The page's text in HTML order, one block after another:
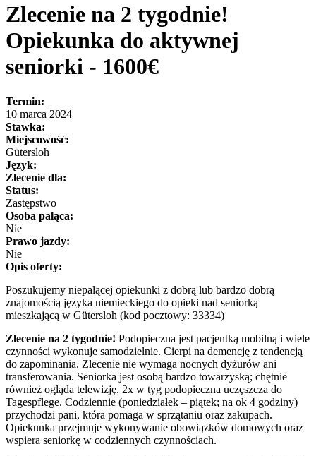
Zlecenie na 2 tygodnie!
Opiekunka do aktywnej
seniorki - 1600€
Termin:
10 marca 2024
Stawka:
Miejscowość:
Gütersloh
Język:
Zlecenie dla:
Status:
Zastępstwo
Osoba paląca:
Nie
Prawo jazdy:
Nie
Opis oferty:
Poszukujemy niepalącej opiekunki z dobrą lub bardzo dobrą
znajomością języka niemieckiego do opieki nad seniorką
mieszkającą w Gütersloh (kod pocztowy: 33334)
Zlecenie na 2 tygodnie! Podopieczna jest pacjentką mobilną i wiele
czynności wykonuje samodzielnie. Cierpi na demencję z tendencją
do zapominania. Zlecenie nie wymaga nocnych dyżurów ani
transferowania. Seniorka jest osobą bardzo towarzyską; chętnie
również ogląda telewizję. 2x w tyg podopieczna uczęszcza do
Tagespflege. Codziennie (poniedziałek – piątek; na ok 4 godziny)
przychodzi pani, która pomaga w sprzątaniu oraz zakupach.
Opiekunka przejmuje wykonywanie obowiązków domowych oraz
wspiera seniorkę w codziennych czynnościach.